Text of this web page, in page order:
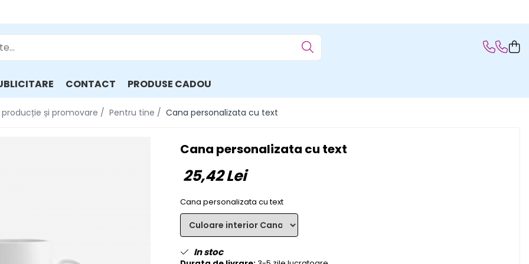
CONTACT PRODUSE CADOU
producție și promovare / Pentru tine / Cana personalizata cu text
Cana personalizata cu text
25,42 Lei
Cana personalizata cu text
In stoc